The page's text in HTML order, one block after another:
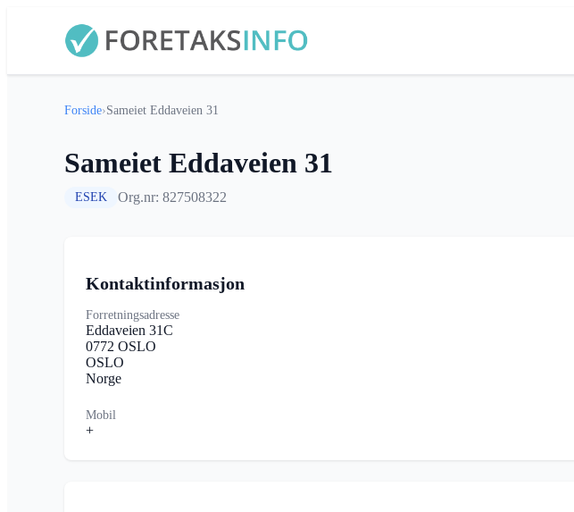
Forside›Sameiet Eddaveien 31
Sameiet Eddaveien 31
ESEK Org.nr: 827508322
Kontaktinformasjon
Forretningsadresse
Eddaveien 31C
0772 OSLO
OSLO
Norge
Mobil
+